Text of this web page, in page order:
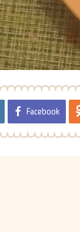
Facebook